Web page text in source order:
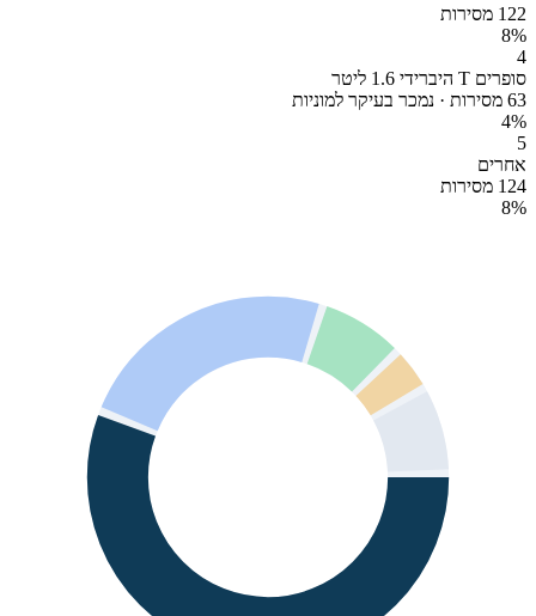
122 מסירות
8%
4
סופרים T היברידי 1.6 ליטר
63 מסירות · נמכר בעיקר למוניות
4%
5
אחרים
124 מסירות
8%